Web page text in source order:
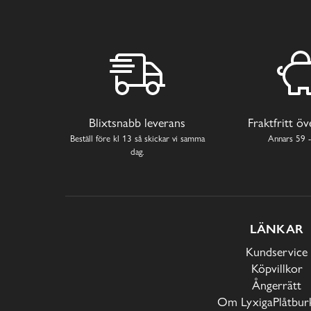
Blixtsnabb leverans
Beställ före kl 13 så skickar vi samma
dag.
Fraktfritt
Annars 59
LÄNKAR
Kundservice
Köpvillkor
Ångerrätt
Om